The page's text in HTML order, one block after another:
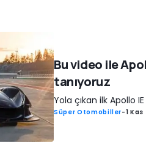
Bu video ile
tanıyoruz
Yola çıkan ilk Apollo
Süper Otomobiller-1